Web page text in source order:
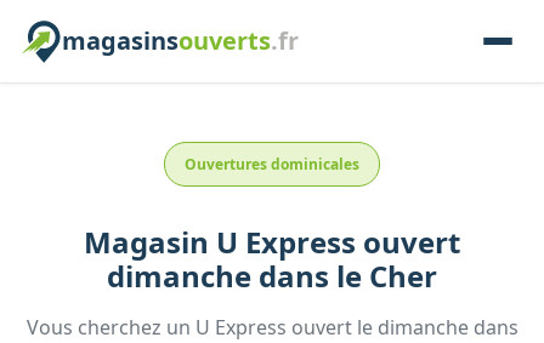
magasinsouverts.fr
Ouvertures dominicales
Magasin U Express ouvert
dimanche dans le Cher
Vous cherchez un U Express ouvert le dimanche dans